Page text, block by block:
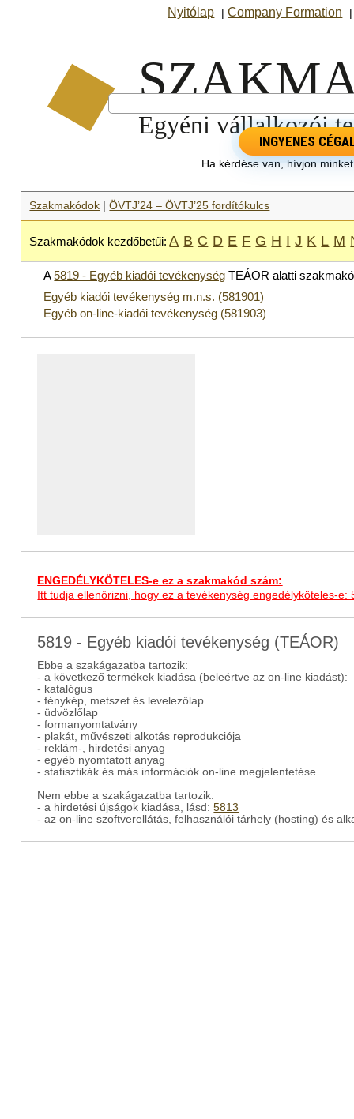
Nyitólap |Company Formation
INGYENES
Ha kérdése van, hívjon
Szakmakódok |ÖVTJ’24 – ÖVTJ’25 fordítókulcs
Szakmakódok kezdőbetűi: A B C D E F G H I J K L M
A5819 - Egyéb kiadói tevékenység TEÁOR alatti
Egyéb kiadói tevékenység m.n.s. (581901)
Egyéb on-line-kiadói tevékenység (581903)
ENGEDÉLYKÖTELES-e ez a szakmakód szám:
Itt tudja ellenőrizni, hogy ez a tevékenység engedélyköteles-e:
5819 - Egyéb kiadói tevékenység (TEÁOR)
Ebbe a szakágazatba tartozik:
- a következő termékek kiadása (beleértve az on-line kiadást):
- katalógus
- fénykép, metszet és levelezőlap
- üdvözlőlap
- formanyomtatvány
- plakát, művészeti alkotás reprodukciója
- reklám-, hirdetési anyag
- egyéb nyomtatott anyag
- statisztikák és más információk on-line megjelentetése
Nem ebbe a szakágazatba tartozik:
- a hirdetési újságok kiadása, lásd:5813
- az on-line szoftverellátás, felhasználói tárhely (hosting) és